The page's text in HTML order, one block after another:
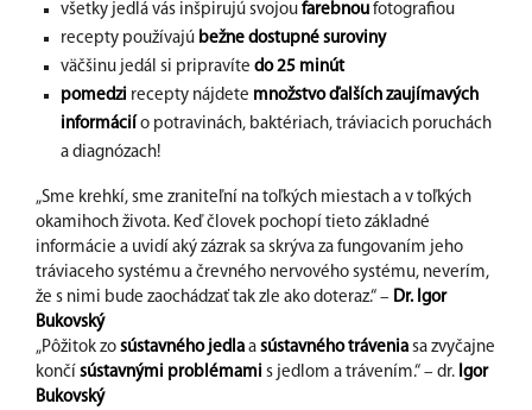
všetky jedlá vás inšpirujú svojou farebnou fotografiou
recepty používajú bežne dostupné suroviny
väčšinu jedál si pripravíte do 25 minút
pomedzi recepty nájdete množstvo ďalších zaujímavých
informácií o potravinách, baktériach, tráviacich poruchách
a diagnózach!
„Sme krehkí, sme zraniteľní na toľkých miestach a v toľkých
okamihoch života. Keď človek pochopí tieto základné
informácie a uvidí aký zázrak sa skrýva za fungovaním jeho
tráviaceho systému a črevného nervového systému, neverím,
že s nimi bude zaochádzať tak zle ako doteraz.“ – Dr. Igor
Bukovský
„Pôžitok zo sústavného jedla a sústavného trávenia sa zvyčajne
končí sústavnými problémami s jedlom a trávením.“ – dr. Igor
Bukovský